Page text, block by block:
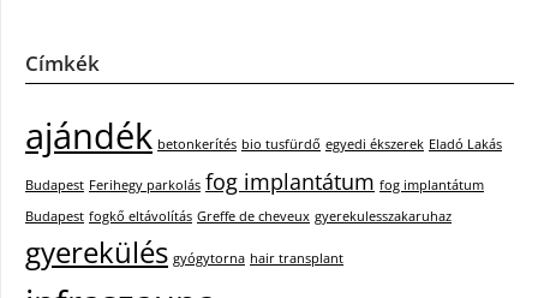
Címkék
ajándék betonkerítés bio tusfürdő egyedi ékszerek Eladó Lakás
Budapest Ferihegy parkolás fog implantátum fog implantátum
Budapest fogkő eltávolítás Greffe de cheveux gyerekulesszakaruhaz
gyerekülés gyógytorna hair transplant